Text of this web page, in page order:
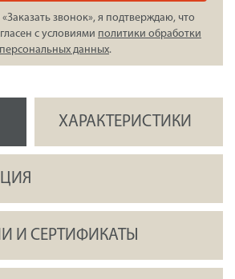
звонок», я подтверждаю, что
с условиями политики обработки
персональных данных.
ХАРАКТЕРИСТИКИ
И СЕРТИФИКАТЫ